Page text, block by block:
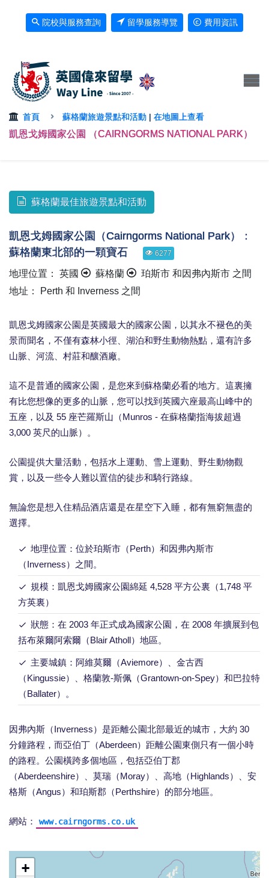
院校與服務查詢 留學服務導覽 費用資訊
首頁 蘇格蘭旅遊景點和活動 | 在地圖上查看
凱恩戈姆國家公園 （CAIRNGORMS NATIONAL PARK）
蘇格蘭最佳旅遊景點和活動
凱恩戈姆國家公園（Cairngorms National Park）：
蘇格蘭東北部的一顆寶石
6277
地理位置： 英國 蘇格蘭
珀斯市 和因弗內斯市 之間
地址： Perth 和 Inverness 之間
凱恩戈姆國家公園是英國最大的國家公園，以其永不褪色的美
景而聞名，不僅有森林小徑、湖泊和野生動物熱點，還有許多
山脈、河流、村莊和釀酒廠。
這不是普通的國家公園，是您來到蘇格蘭必看的地方。這裏擁
有比您想像的更多的山脈，您可以找到英國六座最高山峰中的
五座，以及 55 座芒羅斯山（Munros - 在蘇格蘭指海拔超過
3,000 英尺的山脈）。
公園提供大量活動，包括水上運動、雪上運動、野生動物觀
賞，以及一些令人難以置信的徒步和騎行路線。
無論您是想入住精品酒店還是在星空下入睡，都有無窮無盡的
選擇。
地理位置：位於珀斯市（Perth）和因弗內斯市
（Inverness）之間。
規模：凱恩戈姆國家公園綿延 4,528 平方公裏（1,748 平
方英裏）
狀態：在 2003 年正式成為國家公園，在 2008 年擴展到包
括布萊爾阿索爾（Blair Atholl）地區。
主要城鎮：阿維莫爾（Aviemore）、金古西
（Kingussie）、格蘭敦-斯佩（Grantown-on-Spey）和巴拉特
（Ballater）。
因弗內斯（Inverness）是距離公園北部最近的城市，大約 30
分鐘路程，而亞伯丁（Aberdeen）距離公園東側只有一個小時
的路程。公園橫跨多個地區，包括亞伯丁郡
（Aberdeenshire）、莫瑞（Moray）、高地（Highlands）、安
格斯（Angus）和珀斯郡（Perthshire）的部分地區。
網站： www.cairngorms.co.uk
+